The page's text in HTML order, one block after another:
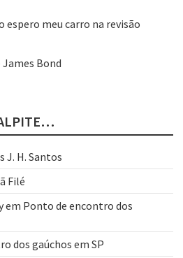
espero meu carro na revisão
James Bond
J. H. Santos
Filé
em Ponto de encontro dos
dos gaúchos em SP